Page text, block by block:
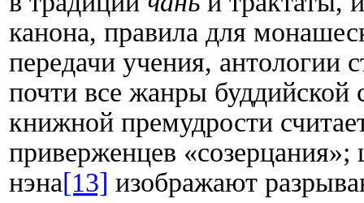
канона, правила для
передачи учения, антологии
почти все жанры буддийской
книжной премудрости
приверженцев
нэна[13] изображают